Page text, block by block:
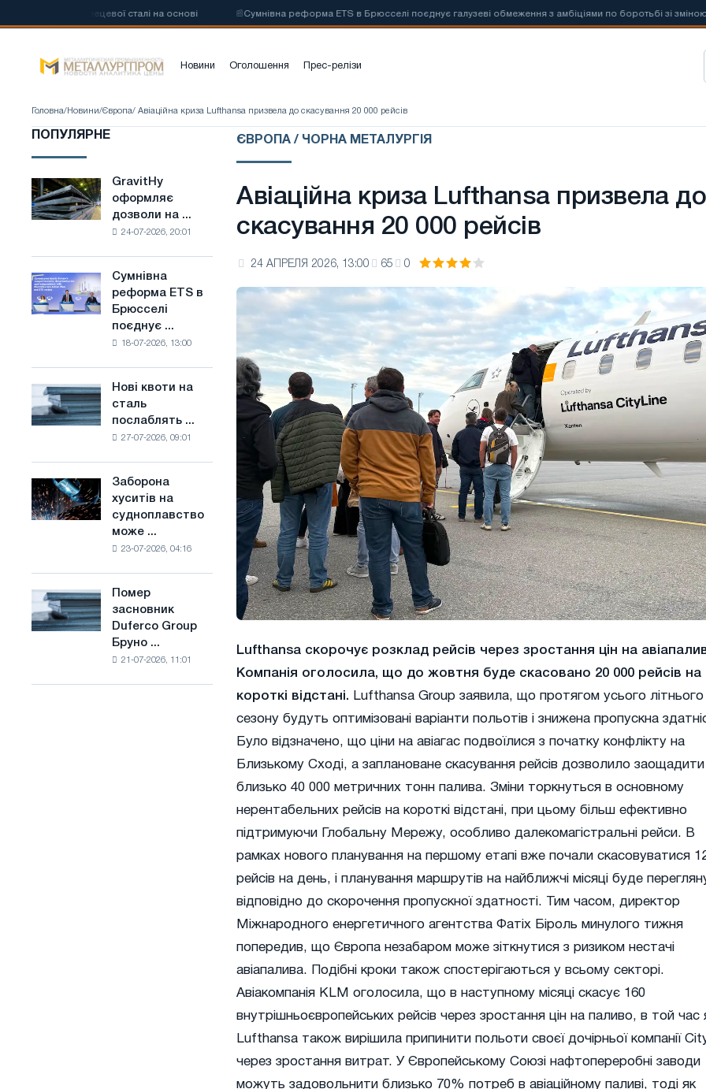
сталі на основі Сумнівна реформа ETS в Брюсселі поєднує галузеві обмеження з амбіціями по боротьбі зі зміною
Новини Оголошення Прес-релізи
Головна/ Новини/Європа/ Авіаційна криза Lufthansa призвела до скасування 20 000 рейсів
ПОПУЛЯРНЕ
GravitHy
оформляє
дозволи
з
виробництва
низьковуглецевої
основі
водню
Франції
GravitHy
оформляє
дозволи на ...
24-07-2026, 20:01
Сумнівна
реформа
ETS
обмеження
з
боротьбі
зі
зміною
клімату
Сумнівна
реформа ETS в
Брюсселі
поєднує ...
18-07-2026, 13:00
Нові
квоти
на
в
Сполученому
Нові квоти на
сталь
послаблять ...
27-07-2026, 09:01
Заборона
хуситів
на
судноплавство
Саудівської
сталі
Заборона
хуситів на
судноплавство
може ...
23-07-2026, 04:16
Помер
засновник
Duferco
Помер
засновник
Duferco Group
Бруно ...
21-07-2026, 11:01
ЄВРОПА / ЧОРНА МЕТАЛУРГІЯ
Авіаційна криза Lufthansa призвела до
скасування 20 000 рейсів
24 АПРЕЛЯ 2026, 13:00 65 0
Lufthansa скорочує розклад рейсів через зростання цін на
Компанія оголосила, що до жовтня буде скасовано 20 000 рейсів на
короткі відстані. Lufthansa Group заявила, що протягом усього літнього
сезону будуть оптимізовані варіанти польотів і знижена пропускна
Було відзначено, що ціни на авіагас подвоїлися з початку конфлікту на
Близькому Сході, а заплановане скасування рейсів дозволило заощадити
близько 40 000 метричних тонн палива. Зміни торкнуться в основному
нерентабельних рейсів на короткі відстані, при цьому більш ефективно
підтримуючи Глобальну Мережу, особливо далекомагістральні рейси. В
рамках нового планування на першому етапі вже почали скасовуватися
рейсів на день, і планування маршрутів на найближчі місяці буде
відповідно до скорочення пропускної здатності. Тим часом, директор
Міжнародного енергетичного агентства Фатіх Біроль минулого тижня
попередив, що Європа незабаром може зіткнутися з ризиком нестачі
авіапалива. Подібні кроки також спостерігаються у всьому секторі.
Авіакомпанія KLM оголосила, що в наступному місяці скасує 160
внутрішньоєвропейських рейсів через зростання цін на паливо, в той час
Lufthansa також вирішила припинити польоти своєї дочірньої компанії
через зростання витрат. У Європейському Союзі нафтопереробні заводи
можуть задовольнити близько 70% потреб в авіаційному паливі, тоді як